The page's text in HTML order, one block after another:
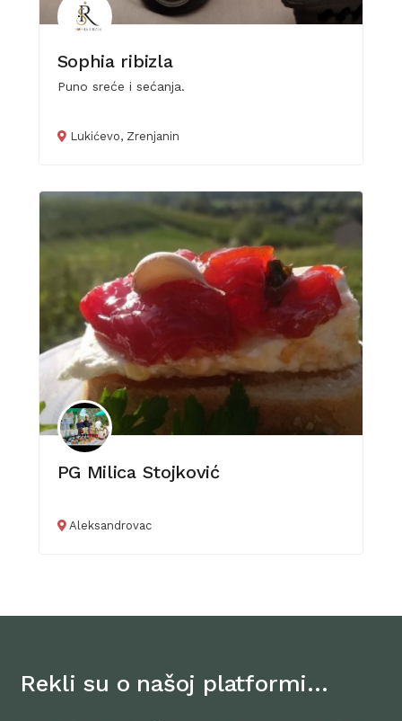
Sophia ribizla
Puno sreće i sećanja.
Lukićevo, Zrenjanin
PG Milica Stojković
Aleksandrovac
Rekli su o našoj platformi…